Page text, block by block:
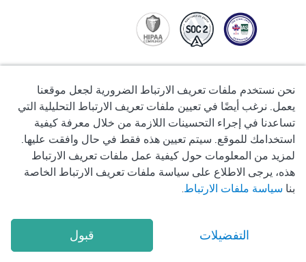
2026 Okadoc Technologies FZ-LLC
سياسة الخصوصية
شروط الاستخدام
سياسة ملفات تعريف الارتباط
نحن نستخدم ملفات تعريف الارتباط الضرورية لجعل موقعنا
يعمل. نرغب أيضًا في تعيين ملفات تعريف الارتباط التحليلية التي
تساعدنا في إجراء التحسينات اللازمة من خلال معرفة كيفية
استخدامك للموقع. سيتم تعيين هذه فقط في حال وافقت عليها.
لمزيد من المعلومات حول كيفية عمل ملفات تعريف الارتباط
هذه، يرجى الاطلاع على سياسة ملفات تعريف الارتباط الخاصة
بنا سياسة ملفات الارتباط.
التفضيلات قبول